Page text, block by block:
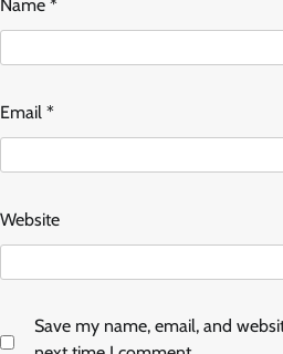
Name *
Email *
Website
Save my name, email, and